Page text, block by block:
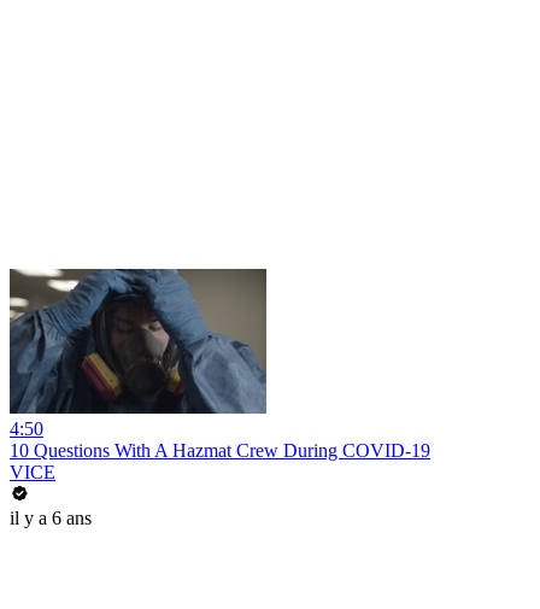
4:50
10 Questions With A Hazmat Crew During COVID-19
VICE
il y a 6 ans